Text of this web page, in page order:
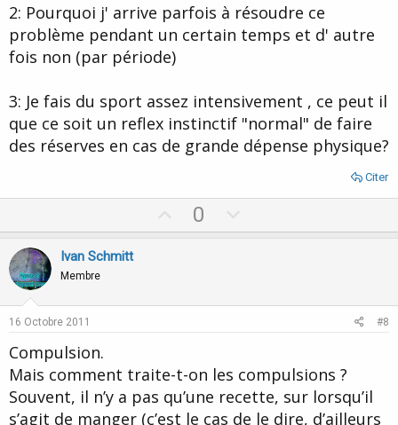
2: Pourquoi j' arrive parfois à résoudre ce
problème pendant un certain temps et d' autre
fois non (par période)
3: Je fais du sport assez intensivement , ce peut il
que ce soit un reflex instinctif "normal" de faire
des réserves en cas de grande dépense physique?
Citer
p
t
0
o
v
Ivan Schmitt
Membre
16 Octobre 2011 #8
Compulsion.
Mais comment traite-t-on les compulsions ?
Souvent, il n’y a pas qu’une recette, sur lorsqu’il
s’agit de manger (c’est le cas de le dire, d’ailleurs